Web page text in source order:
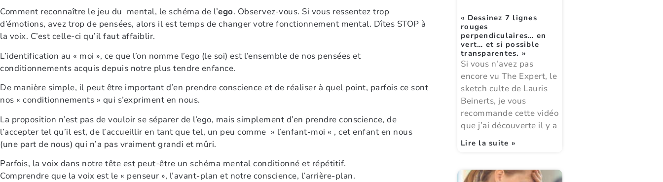
Comment reconnaître le jeu du mental, le schéma de l’ego. Observez-vous. Si vous ressentez trop
d’émotions, avez trop de pensées, alors il est temps de changer votre fonctionnement mental. Dîtes STOP à
la voix. C’est celle-ci qu’il faut affaiblir.
L’identification au « moi », ce que l’on nomme l’ego (le soi) est l’ensemble de nos pensées et
conditionnements acquis depuis notre plus tendre enfance.
De manière simple, il peut être important d’en prendre conscience et de réaliser à quel point, parfois ce sont
nos « conditionnements » qui s’expriment en nous.
La proposition n’est pas de vouloir se séparer de l’ego, mais simplement d’en prendre conscience, de
l’accepter tel qu’il est, de l’accueillir en tant que tel, un peu comme » l’enfant-moi « , cet enfant en nous
(une part de nous) qui n’a pas vraiment grandi et mûri.
Parfois, la voix dans notre tête est peut-être un schéma mental conditionné et répétitif.
Comprendre que la voix est le « penseur », l’avant-plan et notre conscience, l’arrière-plan.
« Dessinez 7 lignes
rouges
perpendiculaires… en
vert… et si possible
transparentes. »
Si vous n’avez pas
encore vu The Expert, le
sketch culte de Lauris
Beinerts, je vous
recommande cette vidéo
que j’ai découverte il y a
Lire la suite »